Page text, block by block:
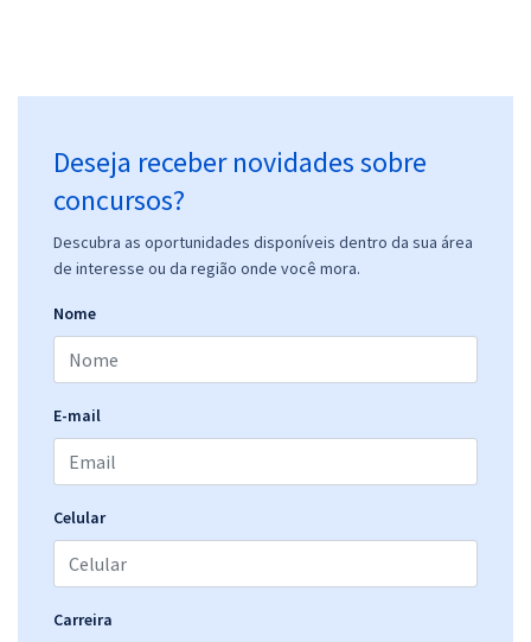
Deseja receber novidades sobre
concursos?
Descubra as oportunidades disponíveis dentro da sua área
de interesse ou da região onde você mora.
Nome
E-mail
Celular
Carreira